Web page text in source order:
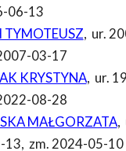
06-13
TYMOTEUSZ, ur.
03-17
KRYSTYNA, ur.
08-28
MAŁGORZATA,
13, zm. 2024-05-10